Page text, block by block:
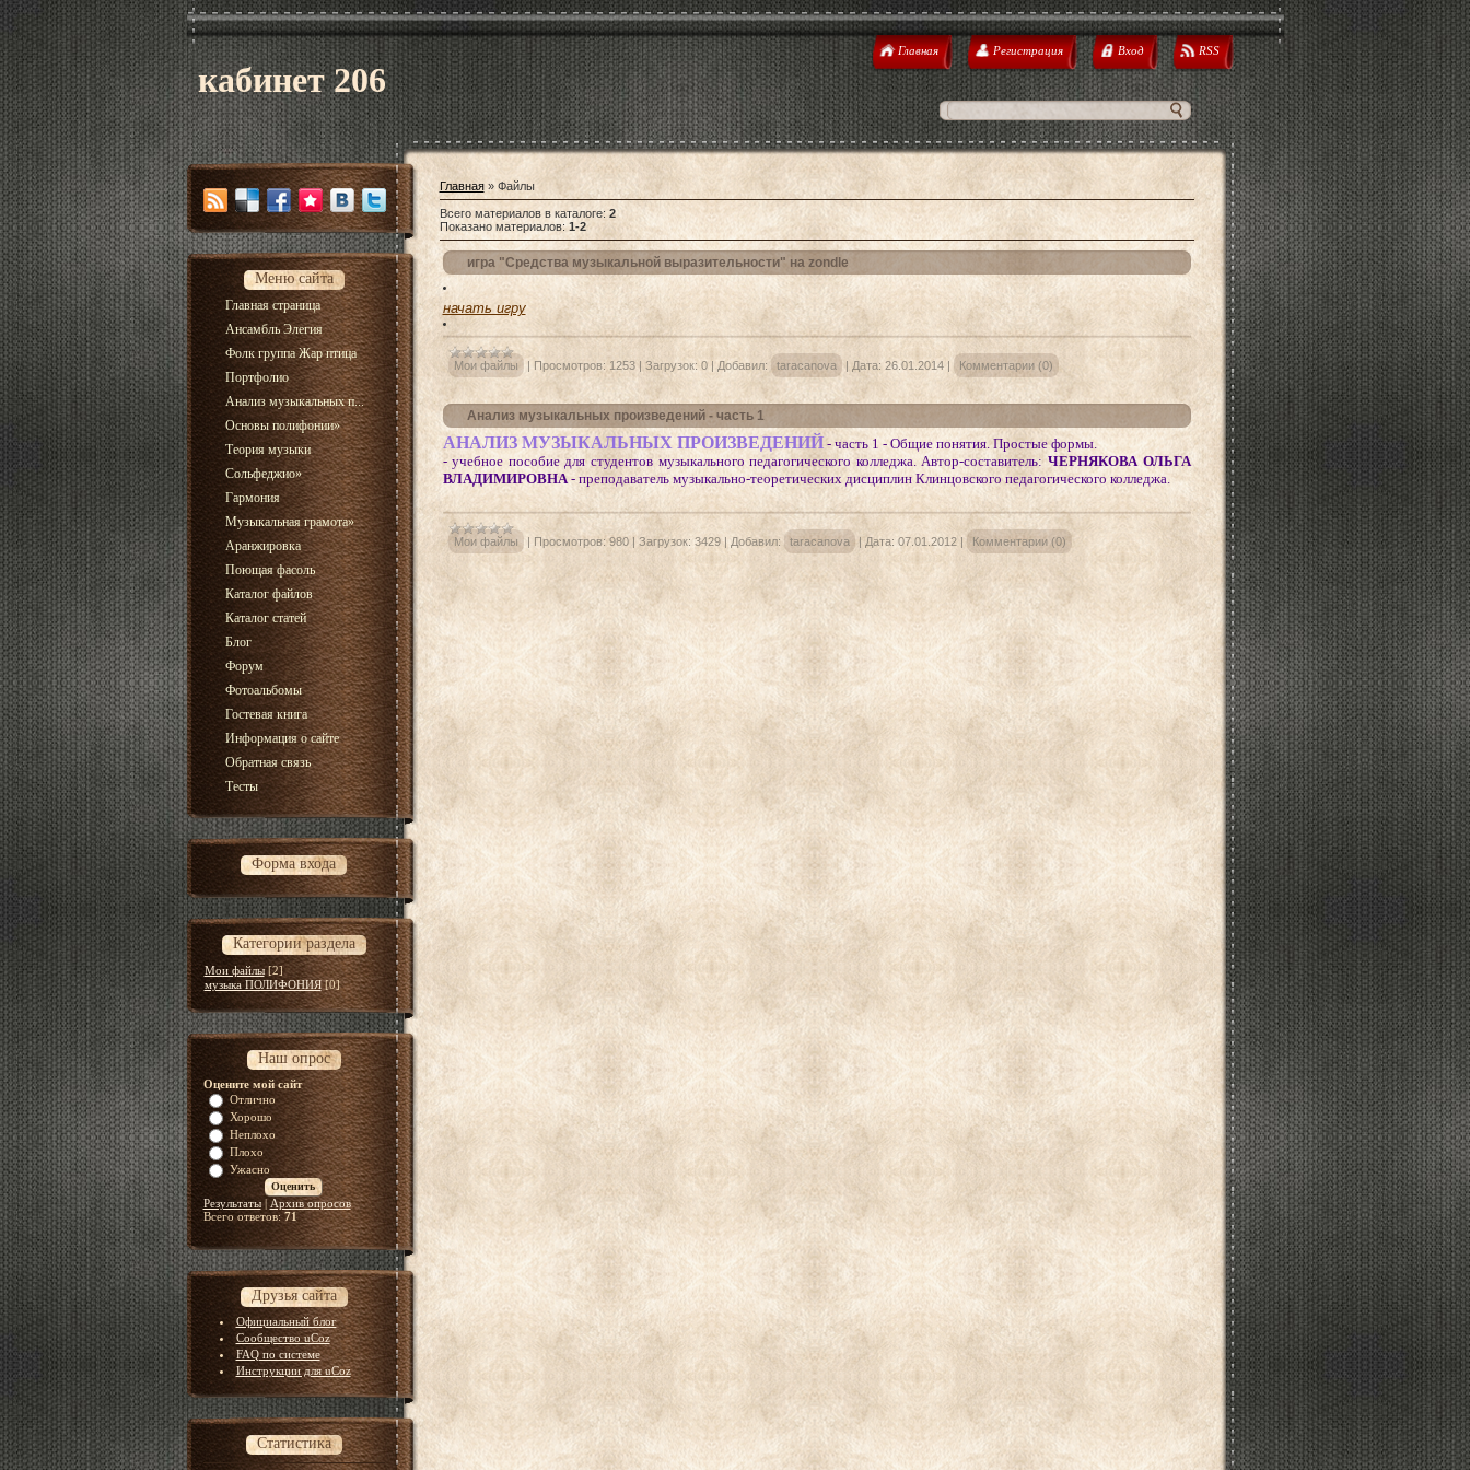
кабинет 206
Главная Регистрация Вход RSS
Меню сайта
Главная страница
Ансамбль Элегия
Фолк группа Жар птица
Портфолио
Анализ музыкальных п...
Основы полифонии»
Теория музыки
Сольфеджио»
Гармония
Музыкальная грамота»
Аранжировка
Поющая фасоль
Каталог файлов
Каталог статей
Блог
Форум
Фотоальбомы
Гостевая книга
Информация о сайте
Обратная связь
Тесты
Форма входа
Категории раздела
Мои файлы [2]
музыка ПОЛИФОНИЯ [0]
Наш опрос
Оцените мой сайт
Отлично
Хорошо
Неплохо
Плохо
Ужасно
Результаты| Архив опросов
Всего ответов:71
Друзья сайта
Официальный блог
Сообщество uCoz
FAQ по системе
Инструкции для uCoz
Статистика
Главная» Файлы
Всего материалов в каталоге: 2
Показано материалов:1-2
игра "Средства музыкальной выразительности" на zondle
начать игру
Мои файлы | Просмотров: 1253| Загрузок: 0| Добавил: taracanova | Дата: 26.01.2014 | Комментарии (0)
Анализ музыкальных произведений - часть 1
АНАЛИЗ МУЗЫКАЛЬНЫХ ПРОИЗВЕДЕНИЙ - часть 1 - Общие понятия. Простые формы.
- учебное пособие для студентов музыкального педагогического колледжа. Автор-составитель: ЧЕРНЯКОВА ОЛЬГА
ВЛАДИМИРОВНА- преподаватель музыкально-теоретических дисциплин Клинцовского педагогического колледжа.
Мои файлы | Просмотров: 980| Загрузок: 3429| Добавил: taracanova |Дата: 07.01.2012 | Комментарии (0)